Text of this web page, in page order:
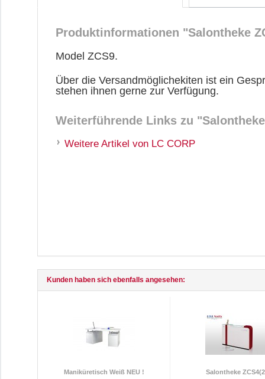
Produktinformationen "Salontheke
Model ZCS9.
Über die Versandmöglichekiten ist ein
stehen ihnen gerne zur Verfügung.
Weiterführende Links zu
Weitere Artikel von LC CORP
Kunden haben sich ebenfalls angesehen:
Maniküretisch Weiß NEU ! Salontheke